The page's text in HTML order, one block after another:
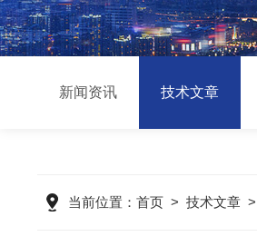
新闻资讯 技术文章
当前位置： 首页> 技术文章>